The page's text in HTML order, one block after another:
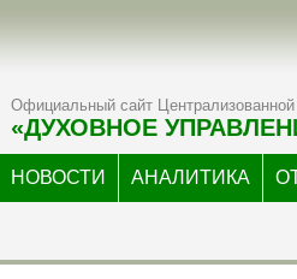
Официальный сайт Централизованной
«ДУХОВНОЕ
НОВОСТИ АНАЛИТИКА